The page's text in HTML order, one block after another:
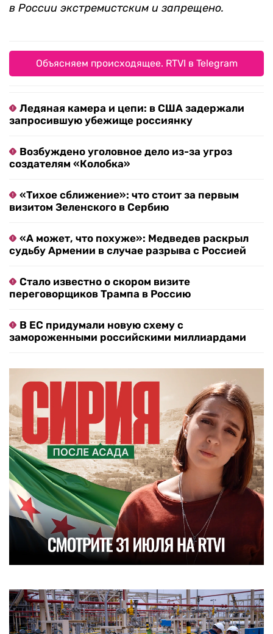
в России экстремистским и запрещено.
Объясняем происходящее. RTVI в Telegram
Ледяная камера и цепи: в США задержали
запросившую убежище россиянку
Возбуждено уголовное дело из-за угроз
создателям «Колобка»
«Тихое сближение»: что стоит за первым
визитом Зеленского в Сербию
«А может, что похуже»: Медведев раскрыл
судьбу Армении в случае разрыва с Россией
Стало известно о скором визите
переговорщиков Трампа в Россию
В ЕС придумали новую схему с
замороженными российскими миллиардами